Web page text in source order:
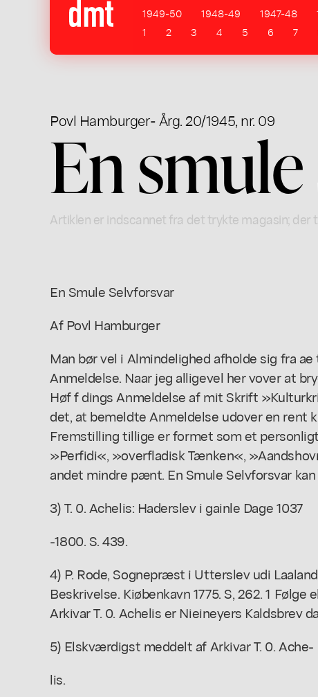
1949-50
1948-49 1947-48
1
2 3 4 5 6 7
Povl Hamburger- Årg. 20/1945, nr. 09
En
Artiklen er indscannet fra det trykte magasin; der
En Smule Selvforsvar
Af Povl Hamburger
Man bør vel i Almindelighed afholde sig fra
Anmeldelse. Naar jeg alligevel her vover at
Høf f dings Anmeldelse af mit Skrift
det, at bemeldte Anmeldelse udover en rent
Fremstilling tillige er formet som et
»Perfidi«, »overfladisk Tænken«,
andet mindre pænt. En Smule Selvforsvar
3) T. 0. Achelis: Haderslev i gainle Dage 1037
-1800. S. 439.
4) P. Rode, Sognepræst i Utterslev udi
Beskrivelse. Kiøbenkavn 1775. S, 262. 1
Arkivar T. 0. Achelis er Nieineyers Kaldsbrev
5) Elskværdigst meddelt af Arkivar T. 0. Ache-
lis.